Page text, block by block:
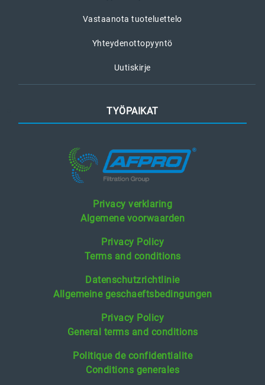
Vastaanota tuoteluettelo
Yhteydenottopyyntö
Uutiskirje
TYÖPAIKAT
Privacy verklaring
Algemene voorwaarden
Privacy Policy
Terms and conditions
Datenschutzrichtlinie
Allgemeine geschaeftsbedingungen
Privacy Policy
General terms and conditions
Politique de confidentialite
Conditions generales